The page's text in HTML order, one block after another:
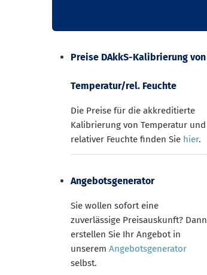
Preise DAkkS-Kalibrierung von
Temperatur/rel. Feuchte
Die Preise für die akkreditierte
Kalibrierung von Temperatur und
relativer Feuchte finden Sie hier.
Angebotsgenerator
Sie wollen sofort eine
zuverlässige Preisauskunft? Dann
erstellen Sie Ihr Angebot in
unserem Angebotsgenerator
selbst.